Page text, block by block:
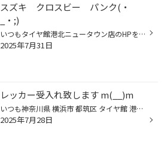
スズキ クロスビー パンク(・
_・;)
いつもタイヤ館港北ニュータウン店のHPをご覧頂き誠にありがとうございます。 先日の大雨や強風でパンクが多くなっております。 雨や風で道路上に異物が転がり込む事があり、天候が悪い後はパンクが多くなります。このクロスビーさんはお出かけ中に駐車場に止めていた所、車が傾いておりパンクに気...
2025年7月31日
レッカー受入れ致します m(__)m
いつも神奈川県 横浜市 都筑区 タイヤ館 港北ニュータウン店のWebを御覧の皆様ありがとうございます♪ タイヤ館港北ニュータウン店では、レッカーの搬送受け入れが可能です。 急なパンクでお困りの際はご相談下さい。 ① 内面修理 タイヤをバラして内側からの修理となります。 ② 外面修理 刺さってい...
2025年7月28日